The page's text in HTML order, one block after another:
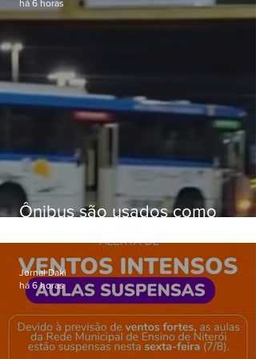
Ônibus são usados como
Gardênia Azul
há 6 horas
Jornal Daki
há 6 horas